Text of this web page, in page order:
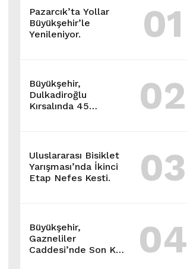
Pazarcık’ta Yollar
Büyükşehir’le
Yenileniyor.
01
Büyükşehir,
Dulkadiroğlu
Kırsalında 45
02
Uluslararası Bisiklet
Yarışması’nda İkinci
Etap Nefes Kesti.
03
Büyükşehir,
Gazneliler
Caddesi’nde Son Kat
04